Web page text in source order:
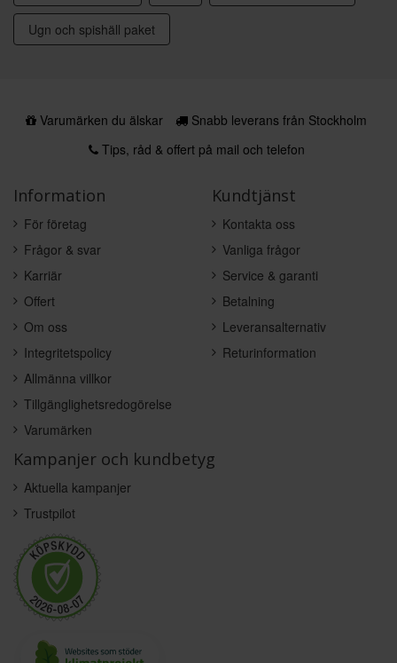
Ugn och spishäll paket
Varumärken du älskar
Snabb leverans från Stockholm
Tips, råd & offert på mail och telefon
Information
För företag
Frågor & svar
Karriär
Offert
Om oss
Integritetspolicy
Allmänna villkor
Tillgänglighetsredogörelse
Varumärken
Kundtjänst
Kontakta oss
Vanliga frågor
Service & garanti
Betalning
Leveransalternativ
Returinformation
Kampanjer och kundbetyg
Aktuella kampanjer
Trustpilot